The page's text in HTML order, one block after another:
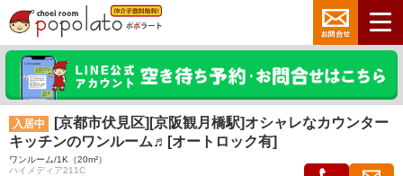
入居中
[京都市伏見区][京阪観月橋駅]オシャレなカウンター
キッチンのワンルーム♬[オートロック有]
ワンルーム/1K（20m²）
ハイメディア211C